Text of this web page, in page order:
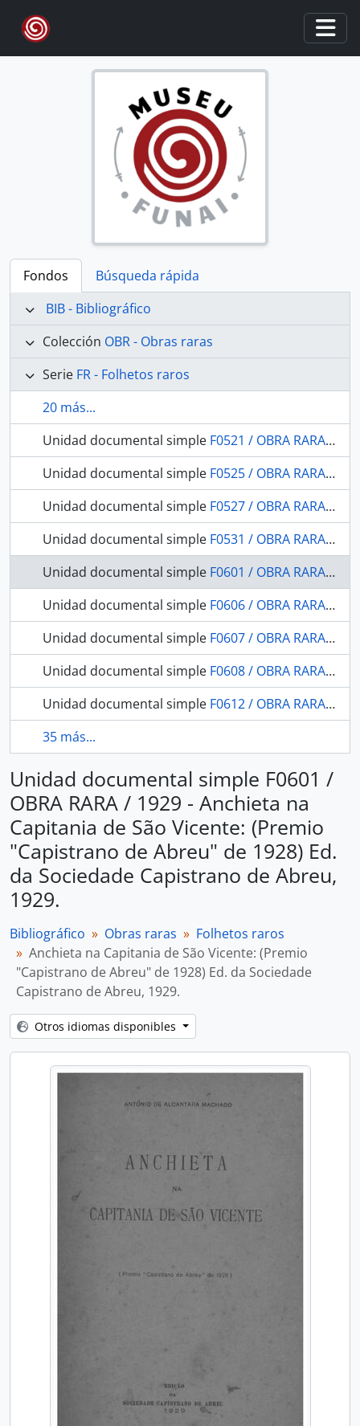
Skip to main content
Fondos
Búsqueda rápida
BIB - Bibliográfico
Colección OBR - Obras raras
Serie FR - Folhetos raros
20 más...
Unidad documental simple F0521 / OBRA RARA / 1876 - A província de Goyaz. Exposição Nacional de 1875
Unidad documental simple F0525 / OBRA RARA / 1874 - Descripção topographica do mappa da provincia de Santa Catarina organisada na Commissão do Registro geral e Estatistica das terras publicas sob a presidencia do Conselheiro Bernardo Augusto Nascentes de Azambuja
Unidad documental simple F0527 / OBRA RARA / 1907 - O Tupi na chorographia Pernambucana
Unidad documental simple F0531 / OBRA RARA / 1858 - Cabinet D'Antiquités Américains a Copenhague.rapport Ethonographique
Unidad documental simple F0601 / OBRA RARA / 1929 - Anchieta na Capitania de São Vicente: (Premio "Capistrano de Abreu" de 1928) Ed. da Sociedade Capistrano de Abreu, 1929.
Unidad documental simple F0606 / OBRA RARA / 1907 - Navegação do Rio Acre
Unidad documental simple F0607 / OBRA RARA / 1929 - The search for Colonel Fawcett: a paper read.
Unidad documental simple F0608 / OBRA RARA / 1876 - Relatório com que o Exm. Sr. Presidente da Província do Pará. Entregou a Administração da mesma ao. em 18 de julho de 1876
Unidad documental simple F0612 / OBRA RARA / 1928 - The Rio Branco, Uraricuera and Parima
35 más...
Unidad documental simple F0601 /
OBRA RARA / 1929 - Anchieta na
Capitania de São Vicente: (Premio
"Capistrano de Abreu" de 1928) Ed.
da Sociedade Capistrano de Abreu,
1929.
Bibliográfico Obras raras
Folhetos raros
Anchieta na Capitania de São Vicente: (Premio
"Capistrano de Abreu" de 1928) Ed. da Sociedade
Capistrano de Abreu, 1929.
Otros idiomas disponibles